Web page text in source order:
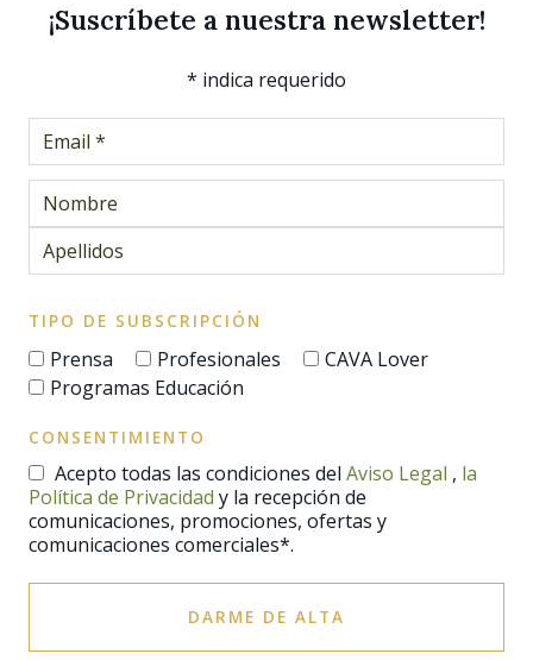
¡Suscríbete a nuestra newsletter!
* indica requerido
TIPO DE SUBSCRIPCIÓN
Prensa Profesionales
CAVA Lover
Programas Educación
CONSENTIMIENTO
Acepto todas las condiciones del Aviso Legal , la
Política de Privacidad y la recepción de
comunicaciones, promociones, ofertas y
comunicaciones comerciales*.
DARME DE ALTA